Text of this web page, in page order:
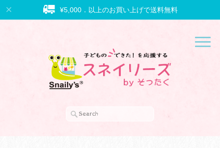
¥5,000．以上のお買い上げで送料無料